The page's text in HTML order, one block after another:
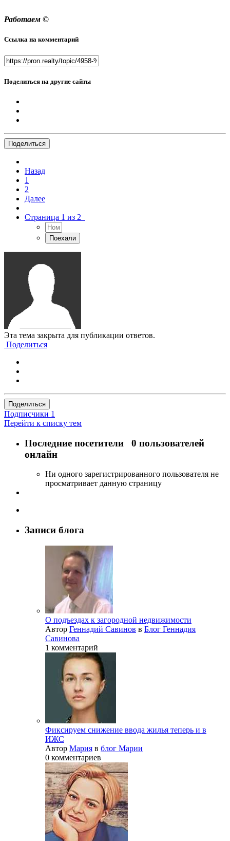
Работаем ©
Ссылка на комментарий
Поделиться на другие сайты
Поделиться
Назад
1
2
Далее
Страница 1 из 2
Эта тема закрыта для публикации ответов.
Поделиться
Поделиться
Подписчики 1
Перейти к списку тем
Последние посетители 0 пользователей
онлайн
Ни одного зарегистрированного пользователя не
просматривает данную страницу
Записи блога
О подъездах к загородной недвижимости
Автор Геннадий Савинов в Блог Геннадия
Савинова
1 комментарий
Фиксируем снижение ввода жилья теперь и в
ИЖС
Автор Мария в блог Марии
0 комментариев